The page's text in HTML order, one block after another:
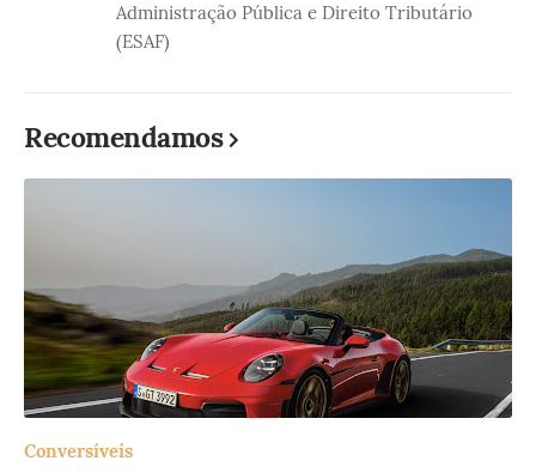
Administração Pública e Direito Tributário
(ESAF)
Recomendamos
Conversíveis